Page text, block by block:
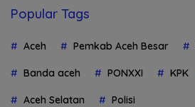
Popular Tags
Aceh Pemkab Aceh Besar
Banda aceh PONXXI KPK
Aceh Selatan Polisi